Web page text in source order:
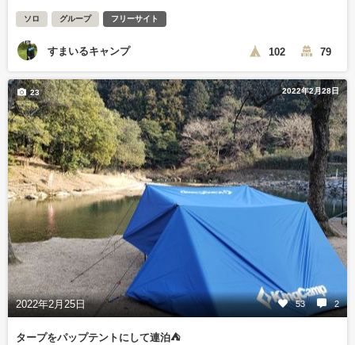
ソロ グループ フリーサイト
すまいるキャンプ 102 79
2022年2月28日
2022年2月25日 53 2
23
タープをパップテントにして連泊⛺